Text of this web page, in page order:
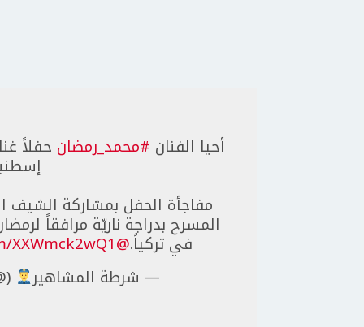
أحيا الفنان #محمد_رمضان حفلاً
مفاجأة الحفل بمشاركة الشيف
المسرح بدراجة ناريّة مرافقاً
في تركياً.@Mohamed_Ramadan
— شرطة المشاهير